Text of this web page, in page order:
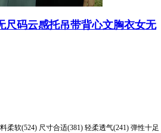
尺码云感托吊带背心文胸衣女无
柔软(524) 尺寸合适(381) 轻柔透气(241) 弹性十足